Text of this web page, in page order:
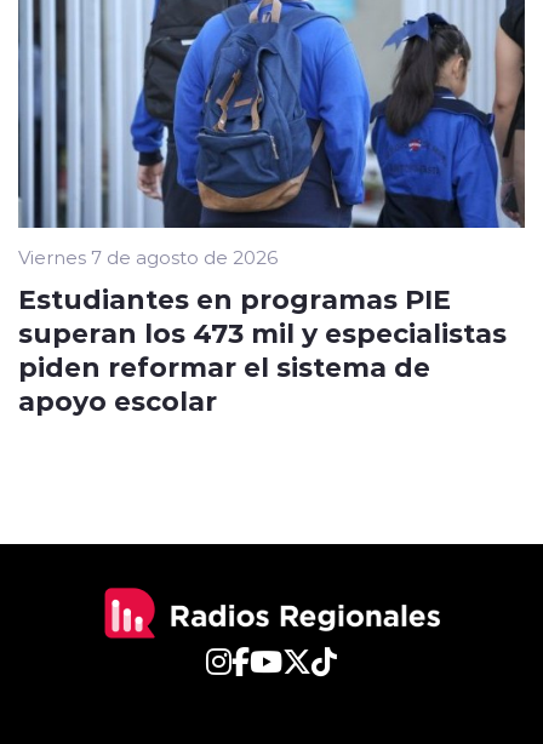
Viernes 7 de agosto de 2026
Estudiantes en programas PIE
superan los 473 mil y especialistas
piden reformar el sistema de
apoyo escolar